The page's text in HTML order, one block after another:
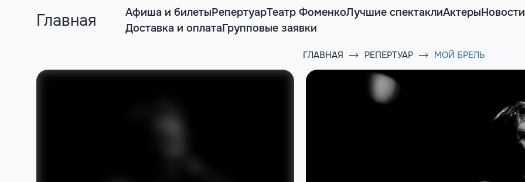
Главная Афиша и билетыРепертуарТеатр ФоменкоЛучшие спектаклиАктерыНовости
Доставка и оплатаГрупповые заявки
ГЛАВНАЯ РЕПЕРТУАР МОЙ БРЕЛЬ